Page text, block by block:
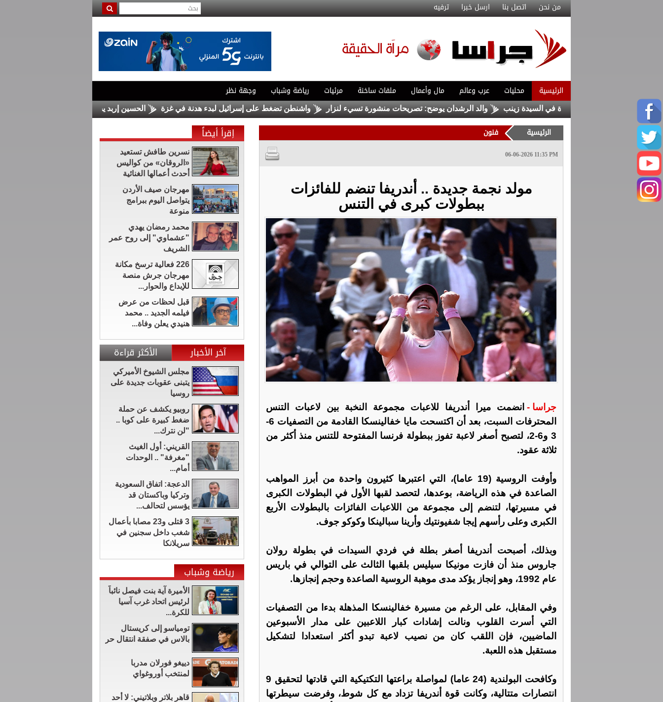
من نحن اتصل بنا ارسل خبرا ترفيه
الرئيسية محليات عرب وعالم مال وأعمال ملفات ساخنة مرئيات رياضة وشباب وجهة نظر
داعش حاولا زرع عبوة في السيدة زينب والد الرشدان يوضح: تصريحات منشورة تسيء لنزار واشنطن تضغط على إسرائيل لبدء هدنة في غزة الحسين إربد يضم السلمان من الرمثا
الرئيسية فنون
06-06-2026 11:35 PM
مولد نجمة جديدة .. أندريفا تنضم للفائزات
ببطولات كبرى في التنس
جراسا - انضمت ميرا أندريفا للاعبات مجموعة النخبة بين لاعبات التنس
المحترفات السبت، بعد أن اكتسحت مايا خفالينسكا القادمة من التصفيات 6-
3 و6-2، لتصبح أصغر لاعبة تفوز ببطولة فرنسا المفتوحة للتنس منذ أكثر من
ثلاثة عقود.
وأوفت الروسية (19 عاما)، التي اعتبرها كثيرون واحدة من أبرز المواهب
الصاعدة في هذه الرياضة، بوعدها، لتحصد لقبها الأول في البطولات الكبرى
في مسيرتها، لتنضم إلى مجموعة من اللاعبات الفائزات بالبطولات الأربع
الكبرى وعلى رأسهم إيجا شفيونتيك وأرينا سبالينكا وكوكو جوف.
وبذلك، أصبحت أندريفا أصغر بطلة في فردي السيدات في بطولة رولان
جاروس منذ أن فازت مونيكا سيليس بلقبها الثالث على التوالي في باريس
عام 1992، وهو إنجاز يؤكد مدى موهبة الروسية الصاعدة وحجم إنجازها.
وفي المقابل، على الرغم من مسيرة خفالينسكا المذهلة بدءا من التصفيات
التي أسرت القلوب ونالت إشادات كبار اللاعبين على مدار الأسبوعين
الماضيين، فإن اللقب كان من نصيب لاعبة تبدو أكثر استعدادا لتشكيل
مستقبل هذه اللعبة.
وكافحت البولندية (24 عاما) لمواصلة براعتها التكتيكية التي قادتها لتحقيق 9
انتصارات متتالية، وكانت قوة أندريفا تزداد مع كل شوط، وفرضت سيطرتها
إقرأ أيضاً
نسرين طافش تستعيد
«الروقان» من كواليس
أحدث أعمالها الغنائية
مهرجان صيف الأردن
يتواصل اليوم ببرامج
منوعة
محمد رمضان يهدي
"عشماوي" إلى روح عمر
الشريف
226 فعالية ترسخ مكانة
مهرجان جرش منصة
للإبداع والحوار...
قبل لحظات من عرض
فيلمه الجديد .. محمد
هنيدي يعلن وفاة...
آخر الأخبار الأكثر قراءة
مجلس الشيوخ الأميركي
يتبنى عقوبات جديدة على
روسيا
روبيو يكشف عن حملة
ضغط كبيرة على كوبا ..
"لن نترك...
القريني: أول الغيث
"مغرفة" .. الوحدات
أمام...
الدعجة: اتفاق السعودية
وتركيا وباكستان قد
يؤسس لتحالف...
3 قتلى و23 مصابا بأعمال
شغب داخل سجنين في
سريلانكا
رياضة وشباب
الأميرة آية بنت فيصل نائباً
لرئيس اتحاد غرب آسيا
للكرة...
تومياسو إلى كريستال
بالاس في صفقة انتقال حر
دييغو فورلان مدربا
لمنتخب أوروغواي
قاهر بلاتر وبلاتيني: لا أحد